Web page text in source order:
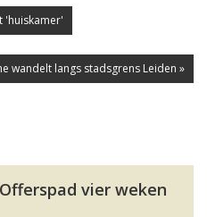
'huiskamer'
wandelt langs stadsgrens Leiden »
vier weken